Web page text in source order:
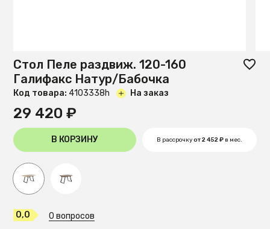
Стол Пеле раздвиж. 120-160
Галифакс Натур/Бабочка
Код товара: 4103338h На заказ
29 420 ₽
В КОРЗИНУ В рассрочкуот 2 452 ₽в мес.
0,0 0 вопросов